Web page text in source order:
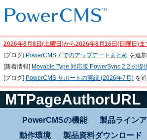
2026年8月8日(土曜日)から2026年8月16日(日曜日)ま
[ブログ] PowerCMS 7 でのアップデートまとめ を追
[新着情報] Movable Type 対応版 PowerSync 2.2 の提
[ブログ] PowerCMS サポートの実績 (2026年7月)を追
MTPageAuthorURL
PowerCMSの機能 製品ライン
動作環境
製品資料ダウンロード